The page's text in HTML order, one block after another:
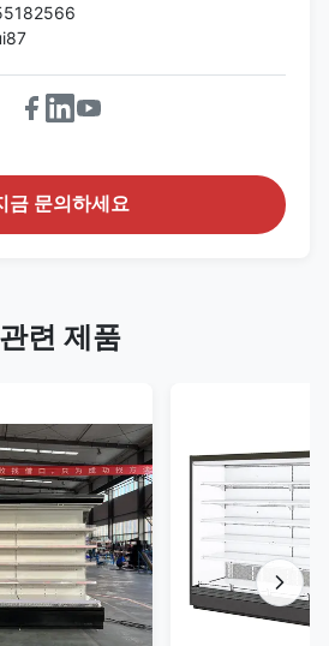
금 문의하세요
관련 제품